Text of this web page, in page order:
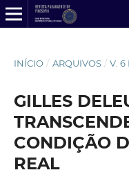
INÍCIO / ARQUIVOS / V. 6
GILLES
CONDIÇÃO
REAL